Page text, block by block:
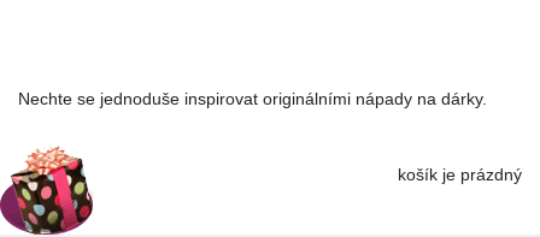
Nechte se jednoduše inspirovat originálními nápady na dárky.
košík je prázdný